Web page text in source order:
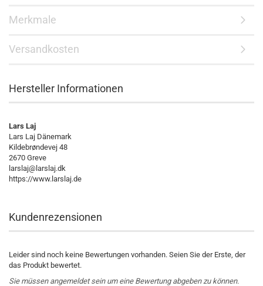
Merkmale
Versandkosten
Hersteller Informationen
Lars Laj
Lars Laj Dänemark
Kildebrøndevej 48
2670 Greve
larslaj@larslaj.dk
https://www.larslaj.de
Kundenrezensionen
Leider sind noch keine Bewertungen vorhanden. Seien Sie der Erste, der
das Produkt bewertet.
Sie müssen angemeldet sein um eine Bewertung abgeben zu können.